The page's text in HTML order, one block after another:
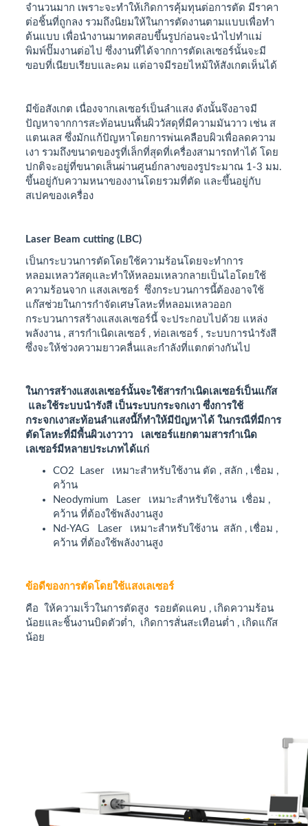
จำนวนมาก เพราะจะทำให้เกิดการคุ้มทุนต่อการตัด มีราคา
ต่อชิ้นที่ถูกลง รวมถึงนิยมให้ในการตัดงานตามแบบเพื่อทำ
ต้นแบบ เพื่อนำงานมาทดสอบขึ้นรูปก่อนจะนำไปทำแม่
พิมพ์ปั๊มงานต่อไป ซึ่งงานที่ได้จากการตัดเลเซอร์นั้นจะมี
ขอบที่เนียบเรียบและคม แต่อาจมีรอยไหม้ให้สังเกตเห็นได้
มีข้อสังเกต เนื่องจากเลเซอร์เป็นลำแสง ดังนั้นจึงอาจมี
ปัญหาจากการสะท้อนบนพื้นผิววัสดุที่มีความมันวาว เช่น ส
แตนเลส ซึ่งมักแก้ปัญหาโดยการพ่นเคลือบผิวเพื่อลดความ
เงา รวมถึงขนาดของรูที่เล็กที่สุดที่เครื่องสามารถทำได้ โดย
ปกติจะอยู่ที่ขนาดเส็นผ่านศูนย์กลางของรูประมาณ 1-3 มม.
ขึ้นอยู่กับความหนาของงานโดยรวมที่ตัด และขึ้นอยู่กับ
สเปคของเครื่อง
Laser Beam cutting (LBC)
เป็นกระบวนการตัดโดยใช้ความร้อนโดยจะทำการ
หลอมเหลววัสดุและทำให้หลอมเหลวกลายเป็นไอโดยใช้
ความร้อนจาก แสงเลเซอร์ ซึ่งกระบวนการนี้ต้องอาจใช้
แก๊สช่วยในการกำจัดเศษโลหะที่หลอมเหลวออก
กระบวนการสร้างแสงเลเซอร์นี้ จะประกอบไปด้วย แหล่ง
พลังงาน , สารกำเนิดเลเซอร์ , ท่อเลเซอร์ , ระบบการนำรังสี
ซึ่งจะให้ช่วงความยาวคลื่นและกำลังที่แตกต่างกันไป
ในการสร้างแสงเลเซอร์นั้นจะใช้สารกำเนิดเลเซอร์เป็นแก๊ส
และใช้ระบบนำรังสี เป็นระบบกระจกเงา ซึ่งการใช้
กระจกเงาสะท้อนลำแสงนี้ก็ทำให้มีปัญหาได้ ในกรณีที่มีการ
ตัดโลหะที่มีพื้นผิวเงาวาว เลเซอร์แยกตามสารกำเนิด
เลเซอร์มีหลายประเภทได้แก่
CO2 Laser เหมาะสำหรับใช้งาน ตัด , สลัก , เชื่อม ,
คว้าน
Neodymium Laser เหมาะสำหรับใช้งาน เชื่อม ,
คว้าน ที่ต้องใช้พลังงานสูง
Nd-YAG Laser เหมาะสำหรับใช้งาน สลัก , เชื่อม ,
คว้าน ที่ต้องใช้พลังงานสูง
ข้อดีของการตัดโดยใช้แสงเลเซอร์
คือ ให้ความเร็วในการตัดสูง รอยตัดแคบ , เกิดความร้อน
น้อยและชิ้นงานบิดตัวต่ำ, เกิดการสั่นสะเทือนต่ำ , เกิดแก๊ส
น้อย